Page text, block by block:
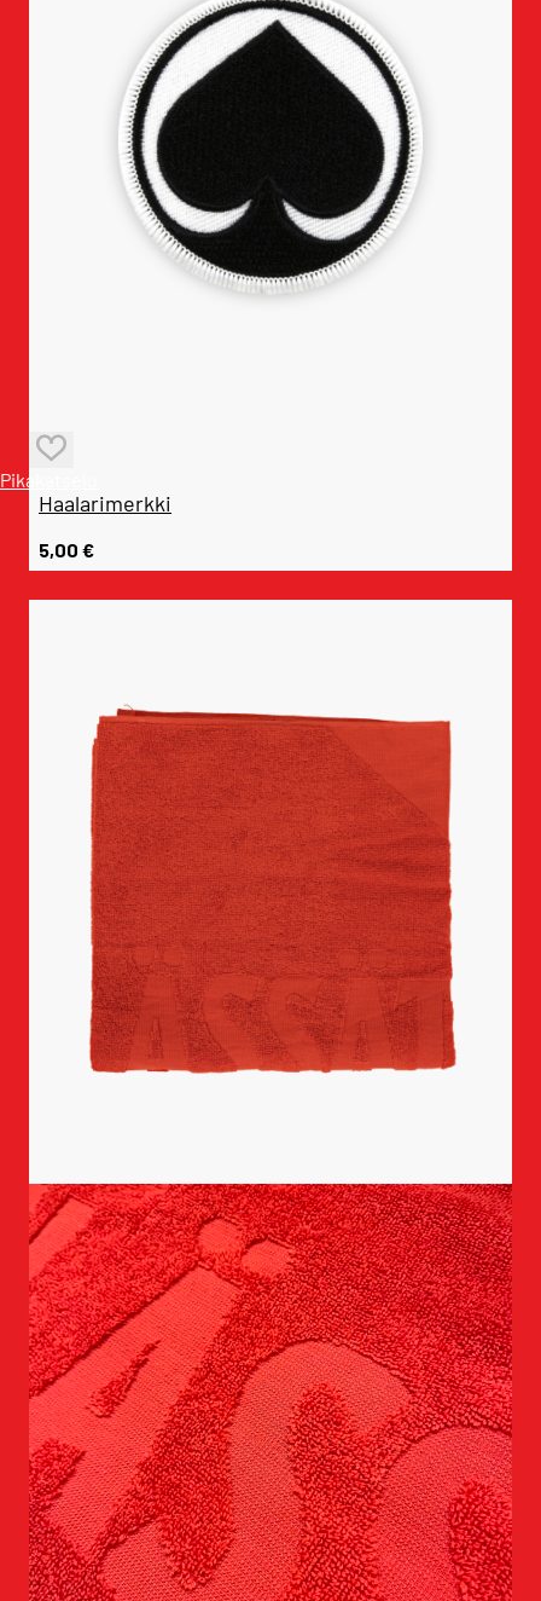
Pikakatselu
Haalarimerkki
5,00 €